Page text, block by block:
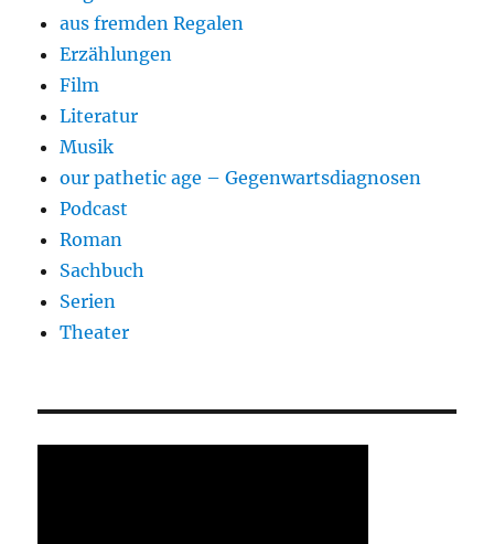
aus fremden Regalen
Erzählungen
Film
Literatur
Musik
our pathetic age – Gegenwartsdiagnosen
Podcast
Roman
Sachbuch
Serien
Theater